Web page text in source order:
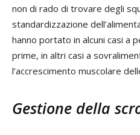
non di rado di trovare degli
standardizzazione
hanno portato in alcuni casi a
prime, in altri casi a
l’accrescimento muscolare
Gestione della